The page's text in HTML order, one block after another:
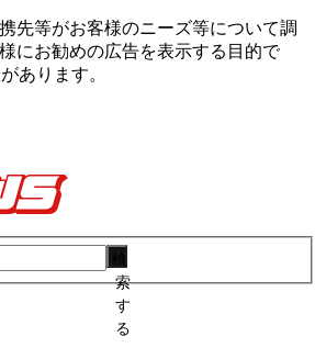
先等がお客様のニーズ等について調
にお勧めの広告を表⽰する⽬的で
あります。
索
す
る